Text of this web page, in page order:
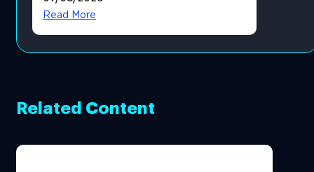
Read More
Related Content